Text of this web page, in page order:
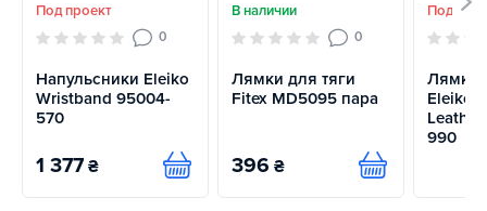
Под проект
0
Напульсники Eleiko
Wristband 95004-
570
1 377 ₴ Купить
В наличии
0
Лямки для тяги
Fitex MD5095 пара
396 ₴ Купить
Под
Лямки
Eleiko
990